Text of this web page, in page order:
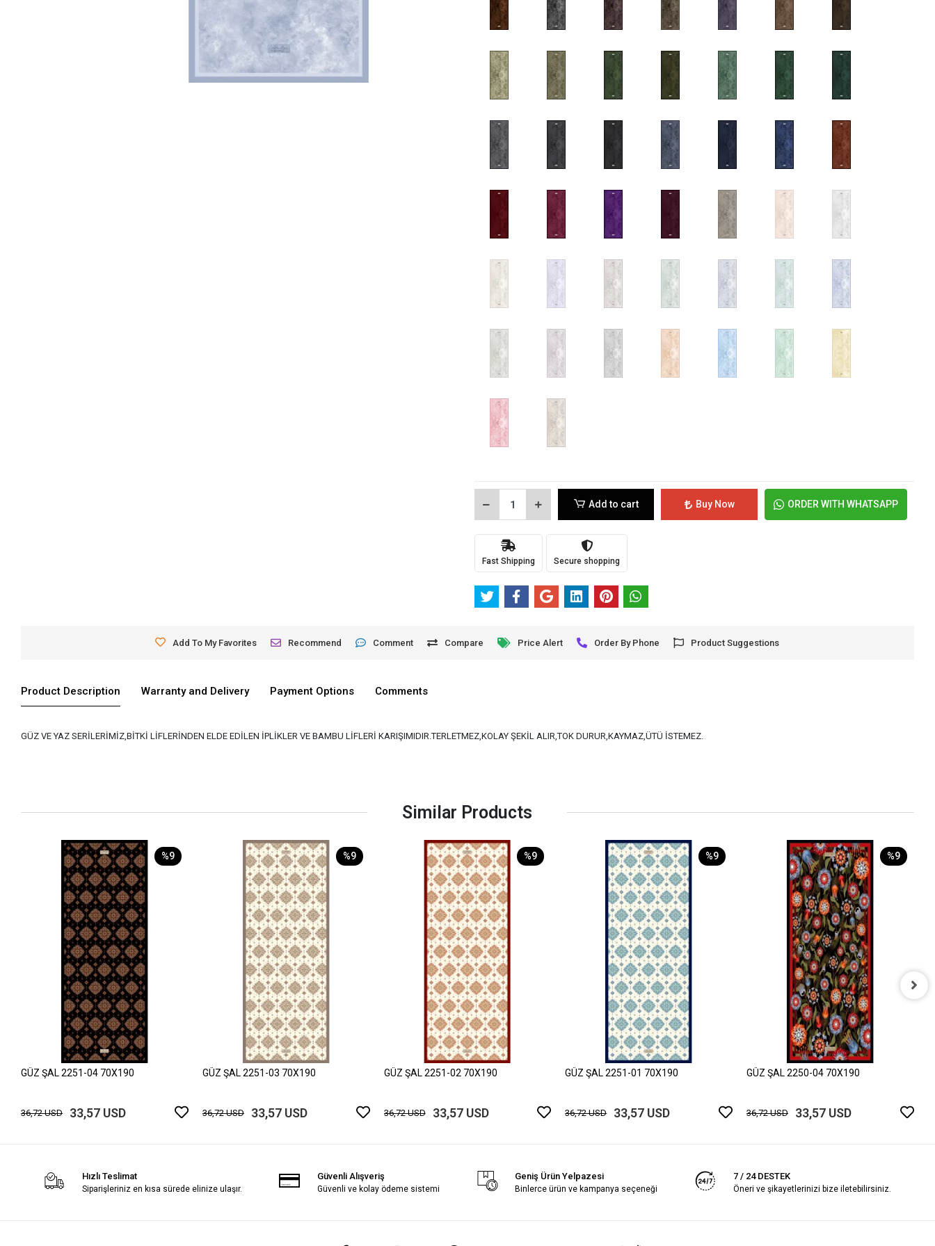
Add to cart Buy Now ORDER WITH WHATSAPP
Fast Shipping Secure shopping
Add To My Favorites Recommend Comment Compare Price Alert Order By Phone Product Suggestions
Product Description Warranty and Delivery Payment Options Comments
GÜZ VE YAZ SERİLERİMİZ,BİTKİ LİFLERİNDEN ELDE EDİLEN İPLİKLER VE BAMBU LİFLERİ KARIŞIMIDIR.TERLETMEZ,KOLAY ŞEKİL ALIR,TOK DURUR,KAYMAZ,ÜTÜ İSTEMEZ.
Similar Products
%9
GÜZ ŞAL 2251-04 70X190
36,72 USD 33,57 USD
%9
GÜZ ŞAL 2251-03 70X190
36,72 USD 33,57 USD
%9
GÜZ ŞAL 2251-02 70X190
36,72 USD 33,57 USD
%9
GÜZ ŞAL 2251-01 70X190
36,72 USD 33,57 USD
%9
GÜZ ŞAL 2250-04 70X190
36,72 USD 33,57 USD
Hızlı Teslimat
Siparişleriniz en kısa sürede elinize ulaşır.
Güvenli Alışveriş
Güvenli ve kolay ödeme sistemi
Geniş Ürün Yelpazesi
Binlerce ürün ve kampanya seçeneği
7 / 24 DESTEK
Öneri ve şikayetlerinizi bize iletebilirsiniz.